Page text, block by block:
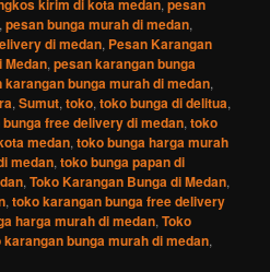
kirim di kota medan,pesan
,pesan bunga murah di medan,
di medan, Pesan Karangan
Medan,pesan karangan bunga
karangan bunga murah di medan,
,Sumut,toko,toko bunga di delitua,
free delivery di medan,toko
medan,toko bunga harga murah
medan,toko bunga papan di
,Toko Karangan Bunga di Medan,
,toko karangan bunga free delivery
harga murah di medan,Toko
karangan bunga murah di medan,